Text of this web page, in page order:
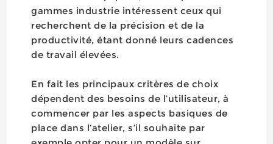
gammes industrie intéressent ceux qui
recherchent de la précision et de la
productivité, étant donné leurs cadences
de travail élevées.
En fait les principaux critères de choix
dépendent des besoins de l’utilisateur, à
commencer par les aspects basiques de
place dans l’atelier, s’il souhaite par